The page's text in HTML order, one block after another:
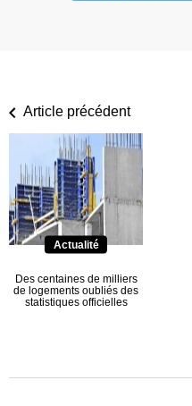
Article précédent
Actualité
Des centaines de milliers
de logements oubliés des
statistiques officielles